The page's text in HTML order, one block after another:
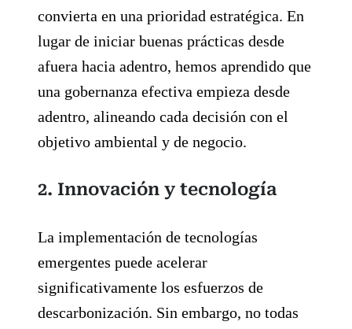
convierta en una prioridad estratégica. En
lugar de iniciar buenas prácticas desde
afuera hacia adentro, hemos aprendido que
una gobernanza efectiva empieza desde
adentro, alineando cada decisión con el
objetivo ambiental y de negocio.
2. Innovación y tecnología
La implementación de tecnologías
emergentes puede acelerar
significativamente los esfuerzos de
descarbonización. Sin embargo, no todas